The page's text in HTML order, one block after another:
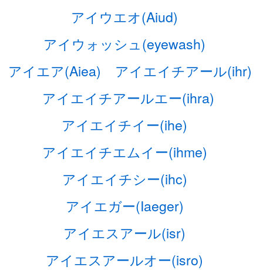
アイウエオ(Aiud)
アイウォッシュ(eyewash)
アイエア(Aiea)
アイエイチアール(ihr)
アイエイチアールエー(ihra)
アイエイチイー(ihe)
アイエイチエムイー(ihme)
アイエイチシー(ihc)
アイエガー(Iaeger)
アイエスアール(isr)
アイエスアールオー(isro)